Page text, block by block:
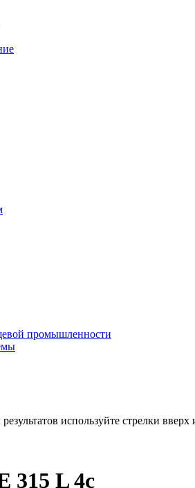
промышленности
используйте стрелки
315 L 4c